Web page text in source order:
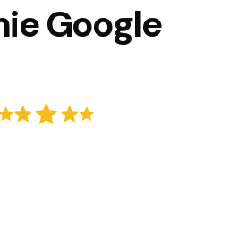
Google